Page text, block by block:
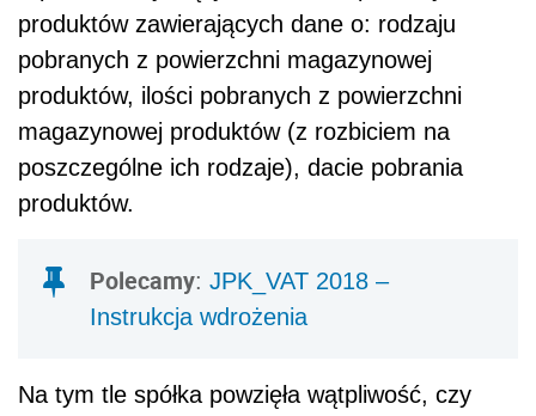
produktów zawierających dane o: rodzaju
pobranych z powierzchni magazynowej
produktów, ilości pobranych z powierzchni
magazynowej produktów (z rozbiciem na
poszczególne ich rodzaje), dacie pobrania
produktów.
Polecamy: JPK_VAT 2018 –
Instrukcja wdrożenia
Na tym tle spółka powzięła wątpliwość, czy